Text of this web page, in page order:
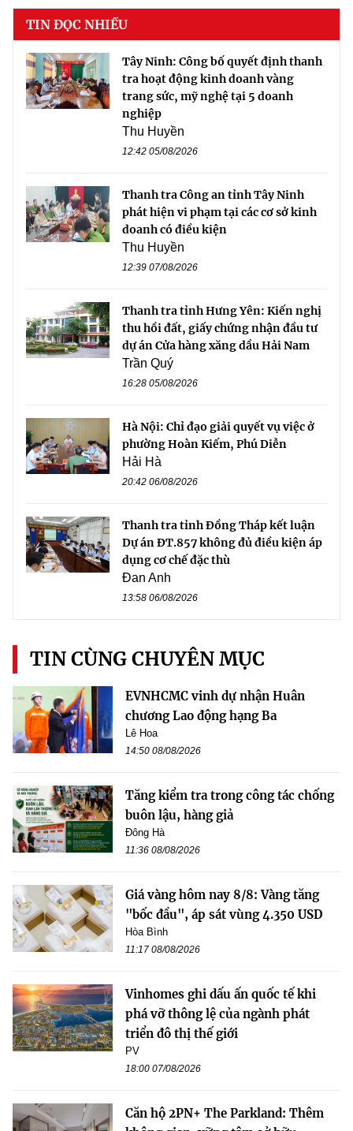
TIN ĐỌC NHIỀU
Tây Ninh: Công bố quyết định thanh
tra hoạt động kinh doanh vàng
trang sức, mỹ nghệ tại 5 doanh
nghiệp
Thu Huyền
12:42 05/08/2026
Thanh tra Công an tỉnh Tây Ninh
phát hiện vi phạm tại các cơ sở kinh
doanh có điều kiện
Thu Huyền
12:39 07/08/2026
Thanh tra tỉnh Hưng Yên: Kiến nghị
thu hồi đất, giấy chứng nhận đầu tư
dự án Cửa hàng xăng dầu Hải Nam
Trần Quý
16:28 05/08/2026
Hà Nội: Chỉ đạo giải quyết vụ việc ở
phường Hoàn Kiếm, Phú Diễn
Hải Hà
20:42 06/08/2026
Thanh tra tỉnh Đồng Tháp kết luận
Dự án ĐT.857 không đủ điều kiện áp
dụng cơ chế đặc thù
Đan Anh
13:58 06/08/2026
TIN CÙNG CHUYÊN MỤC
EVNHCMC vinh dự nhận Huân
chương Lao động hạng Ba
Lê Hoa
14:50 08/08/2026
Tăng kiểm tra trong công tác chống
buôn lậu, hàng giả
Đông Hà
11:36 08/08/2026
Giá vàng hôm nay 8/8: Vàng tăng
"bốc đầu", áp sát vùng 4.350 USD
Hòa Bình
11:17 08/08/2026
Vinhomes ghi dấu ấn quốc tế khi
phá vỡ thông lệ của ngành phát
triển đô thị thế giới
PV
18:00 07/08/2026
Căn hộ 2PN+ The Parkland: Thêm